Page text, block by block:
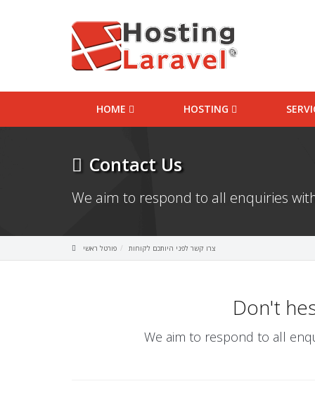
HOME HOSTING
Contact Us
We aim to respond to all enquiries
פורטל ראשי צרו קשר לפני היותכם לקוחות
Don't
We aim to respond to all